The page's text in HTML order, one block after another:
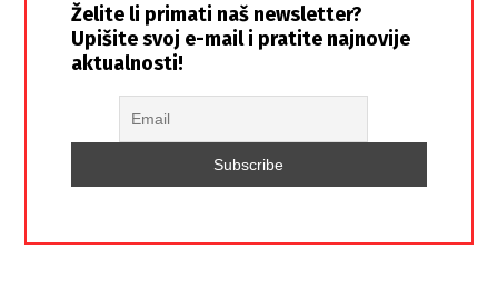
Želite li primati naš newsletter?
Upišite svoj e-mail i pratite najnovije
aktualnosti!